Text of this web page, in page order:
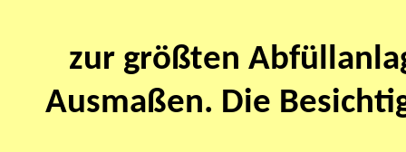
zur größten
Ausmaßen. Die